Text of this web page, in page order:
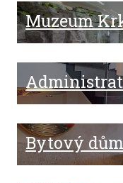
Muzeum
Bytový